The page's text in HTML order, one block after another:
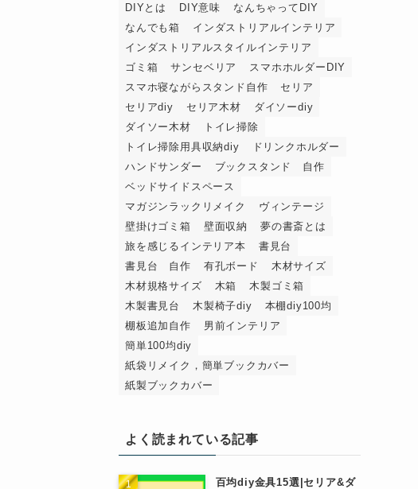
DIYとは
DIY意味
なんちゃってDIY
なんでも箱
インダストリアルインテリア
インダストリアルスタイルインテリア
ゴミ箱
サンセベリア
スマホホルダーDIY
スマホ寝ながらスタンド自作
セリア
セリアdiy
セリア木材
ダイソーdiy
ダイソー木材
トイレ掃除
トイレ掃除用具収納diy
ドリンクホルダー
ハンドサンダー
ブックスタンド 自作
ベッドサイドスペース
マガジンラックリメイク
ヴィンテージ
壁掛けゴミ箱
壁面収納
夢の書斎とは
旅を感じるインテリア本
書見台
書見台 自作
有孔ボード
木材サイズ
木材規格サイズ
木箱
木製ゴミ箱
木製書見台
木製椅子diy
本棚diy100均
棚板追加自作
男前インテリア
簡単100均diy
紙袋リメイク，簡単ブックカバー
紙製ブックカバー
よく読まれている記事
百均diy金具15選|セリア&ダ